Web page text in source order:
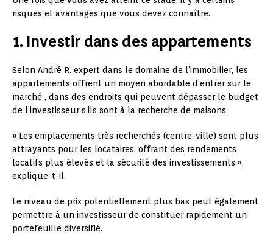
risques et avantages que vous devez connaître.
1. Investir dans des appartements
Selon André R. expert dans le domaine de l’immobilier, les
appartements offrent un moyen abordable d’entrer sur le
marché , dans des endroits qui peuvent dépasser le budget
de l’investisseur s’ils sont à la recherche de maisons.
« Les emplacements très recherchés (centre-ville) sont plus
attrayants pour les locataires, offrant des rendements
locatifs plus élevés et la sécurité des investissements »,
explique-t-il.
Le niveau de prix potentiellement plus bas peut également
permettre à un investisseur de constituer rapidement un
portefeuille diversifié.